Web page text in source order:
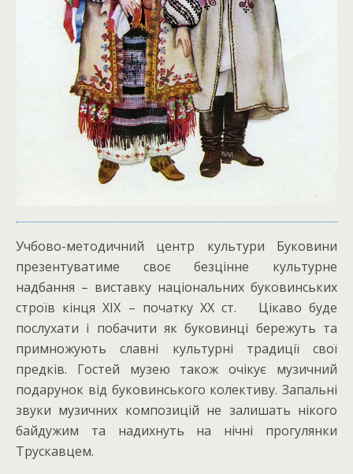
Учбово-методичний центр культури Буковини
презентуватиме своє безцінне культурне
надбання – виставку національних буковинських
строїв кінця ХІХ – початку ХХ ст. Цікаво буде
послухати і побачити як буковинці бережуть та
примножують славні культурні традиції свої
предків. Гостей музею також очікує музичний
подарунок від буковинського колективу. Запальні
звуки музичних композицій не залишать нікого
байдужим та надихнуть на нічні прогулянки
Трускавцем.